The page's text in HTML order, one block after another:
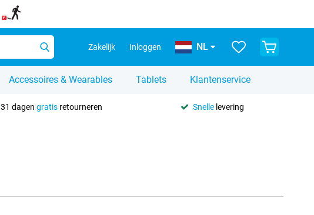
Zakelijk Inloggen NL
Accessoires & Wearables Tablets Klantenservice
31 dagen gratisretourneren Snellelevering